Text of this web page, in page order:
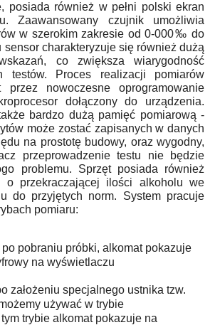
posiada również w pełni polski ekran
Zaawansowany czujnik umożliwia
w szerokim zakresie od 0-000‰ do
charakteryzuje się również dużą
co zwiększa wiarygodność
testów. Proces realizacji pomiarów
przez nowoczesne oprogramowanie
dołączony do urządzenia.
bardzo dużą pamięć pomiarową -
może zostać zapisanych w danych
na prostotę budowy, oraz wygodny,
przeprowadzenie testu nie będzie
problemu. Sprzęt posiada również
o przekraczającej ilości alkoholu we
do przyjętych norm. System pracuje
pomiaru:
po pobraniu próbki, alkomat pokazuje
na wyświetlaczu
założeniu specjalnego ustnika tzw.
używać w trybie
trybie alkomat pokazuje na